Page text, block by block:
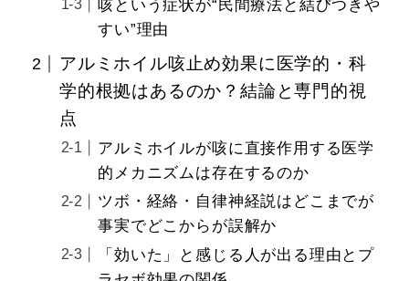
咳という症状が“民間療法と結びつきや
すい”理由
アルミホイル咳止め効果に医学的・科
学的根拠はあるのか？結論と専門的視
点
アルミホイルが咳に直接作用する医学
的メカニズムは存在するのか
ツボ・経絡・自律神経説はどこまでが
事実でどこからが誤解か
「効いた」と感じる人が出る理由とプ